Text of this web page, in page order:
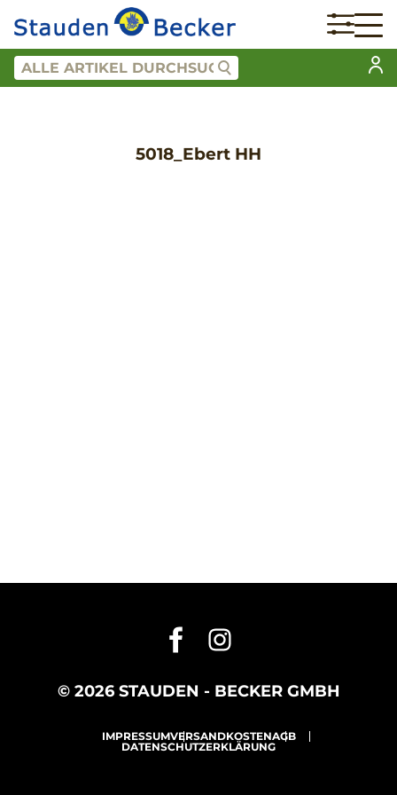
5018_Ebert HH
© 2026 STAUDEN - BECKER GMBH
IMPRESSUMVERSANDKOSTENAGB
DATENSCHUTZERKLÄRUNG